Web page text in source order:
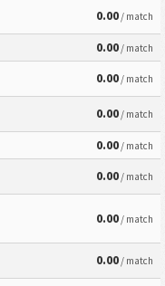
0.00/ match
0.00/ match
0.00/ match
0.00/ match
0.00/ match
0.00/ match
0.00/ match
0.00/ match